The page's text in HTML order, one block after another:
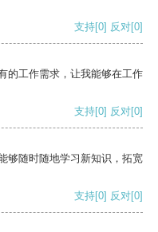
支持[0] 反对[0]
的工作需求，让我能够在工作
支持[0] 反对[0]
够随时随地学习新知识，拓宽
支持[0] 反对[0]